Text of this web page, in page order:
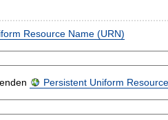
Resource Name (URN)
Persistent Uniform